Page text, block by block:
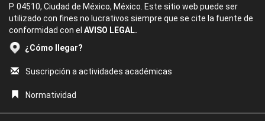
P. 04510, Ciudad de México, México. Este sitio web puede ser
utilizado con fines no lucrativos siempre que se cite la fuente de
conformidad con el AVISO LEGAL.
¿Cómo llegar?
Suscripción a actividades académicas
Normatividad